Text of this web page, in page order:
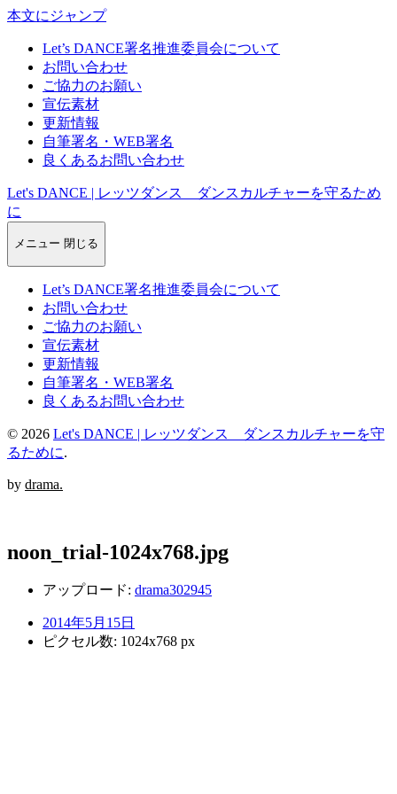
本文にジャンプ
Let’s DANCE署名推進委員会について
お問い合わせ
ご協力のお願い
宣伝素材
更新情報
自筆署名・WEB署名
良くあるお問い合わせ
Let's DANCE | レッツダンス ダンスカルチャーを守るため
に
メニュー 閉じる
Let’s DANCE署名推進委員会について
お問い合わせ
ご協力のお願い
宣伝素材
更新情報
自筆署名・WEB署名
良くあるお問い合わせ
© 2026 Let's DANCE | レッツダンス ダンスカルチャーを守
るために.
by drama.
noon_trial-1024x768.jpg
アップロード: drama302945
2014年5月15日
ピクセル数: 1024x768 px